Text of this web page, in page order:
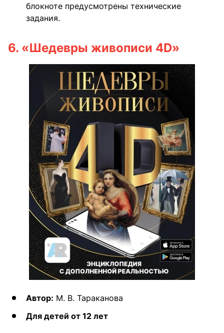
блокноте предусмотрены технические
задания.
6. «Шедевры живописи 4D»
Автор: М. В. Тараканова
Для детей от 12 лет